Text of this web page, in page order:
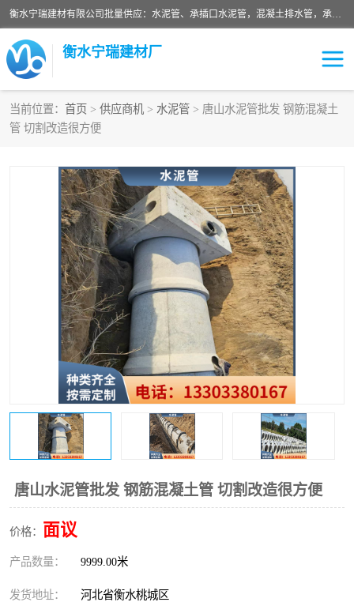
衡水宁瑞建材有限公司批量供应：水泥管、承插口水泥管，混凝土排水管，承插口水泥管，企口水泥管，钢承口水泥管，顶管，平口水泥管，水泥检查井，混凝土检查井，预制混凝土检查井，矩形检查井，圆形检查井等产品。
衡水宁瑞建材厂
当前位置： 首页 > 供应商机 > 水泥管 > 唐山水泥管批发 钢筋混凝土
管 切割改造很方便
唐山水泥管批发 钢筋混凝土管 切割改造很方便
价格： 面议
产品数量： 9999.00米
发货地址： 河北省衡水桃城区
检查井
水泥检查井 水泥管
圆形检查井 矩形检查井
混凝土检查井 预制混凝土检查井
企口水泥管 钢承口水泥管
波纹管